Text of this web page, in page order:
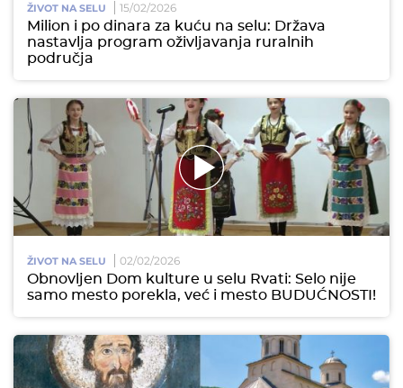
ŽIVOT NA SELU 15/02/2026
Milion i po dinara za kuću na selu: Država
nastavlja program oživljavanja ruralnih
područja
ŽIVOT NA SELU 02/02/2026
Obnovljen Dom kulture u selu Rvati: Selo nije
samo mesto porekla, već i mesto BUDUĆNOSTI!